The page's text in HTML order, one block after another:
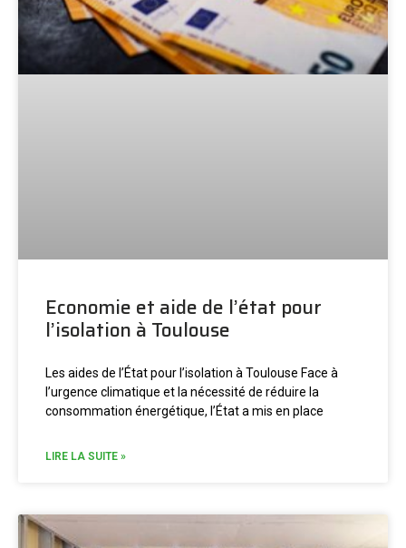
Economie et aide de l’état pour
l’isolation à Toulouse
Les aides de l’État pour l’isolation à Toulouse Face à
l’urgence climatique et la nécessité de réduire la
consommation énergétique, l’État a mis en place
LIRE LA SUITE »